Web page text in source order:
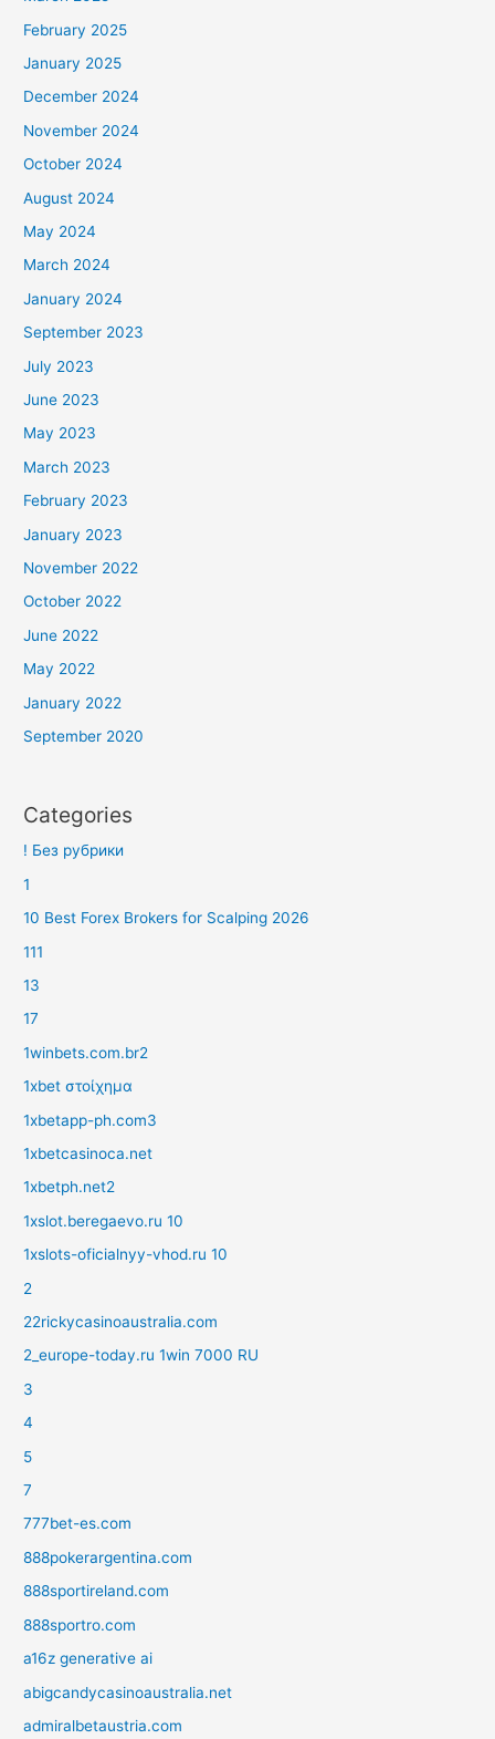
February 2025
January 2025
December 2024
November 2024
October 2024
August 2024
May 2024
March 2024
January 2024
September 2023
July 2023
June 2023
May 2023
March 2023
February 2023
January 2023
November 2022
October 2022
June 2022
May 2022
January 2022
September 2020
Categories
! Без рубрики
1
10 Best Forex Brokers for Scalping 2026
111
13
17
1winbets.com.br2
1xbet στοίχημα
1xbetapp-ph.com3
1xbetcasinoca.net
1xbetph.net2
1xslot.beregaevo.ru 10
1xslots-oficialnyy-vhod.ru 10
2
22rickycasinoaustralia.com
2_europe-today.ru 1win 7000 RU
3
4
5
7
777bet-es.com
888pokerargentina.com
888sportireland.com
888sportro.com
a16z generative ai
abigcandycasinoaustralia.net
admiralbetaustria.com